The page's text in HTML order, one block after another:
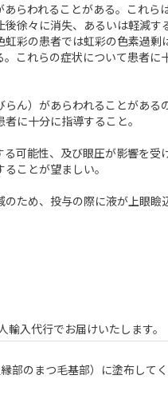
らわれることがある。これら
徐々に消失、あるいは軽減
彩の患者では虹彩の色素過剰
これらの症状について患者に
ん）があらわれることがある
に十分に指導すること。
可能性、及び眼圧が影響を受
ことが望ましい。
ため、投与の際に液が上眼瞼
入代行でお届けいたします。
部のまつ毛基部）に塗布してく